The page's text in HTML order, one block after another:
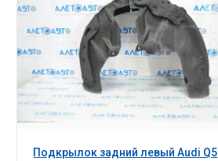
Подкрылок задний левый Audi Q5